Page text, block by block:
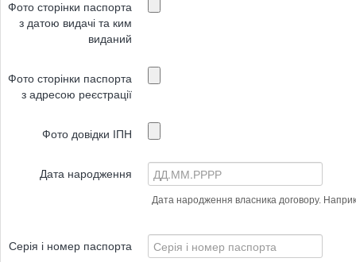
Фото сторінки паспорта
з датою видачі та ким
виданий
Фото сторінки паспорта
з адресою реєстрації
Фото довідки ІПН
Дата народження
Дата народження власника договору.
Серія і номер паспорта